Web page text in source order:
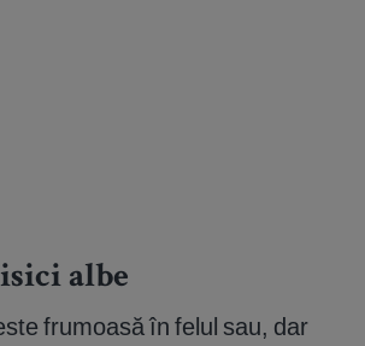
albe
frumoasă în felul sau, dar